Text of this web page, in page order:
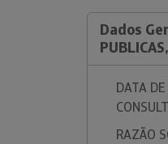
Dados
DATA
RAZÃO